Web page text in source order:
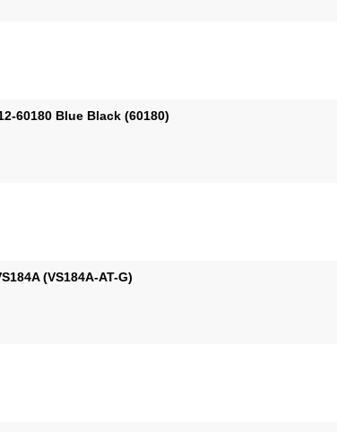
60180 Blue Black (60180)
(VS184A-AT-G)